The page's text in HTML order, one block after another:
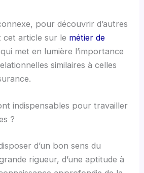
pour découvrir d’autres
cet article sur le métier de
met en lumière l’importance
similaires à celles
indispensables pour travailler
?
d’un bon sens du
rigueur, d’une aptitude à